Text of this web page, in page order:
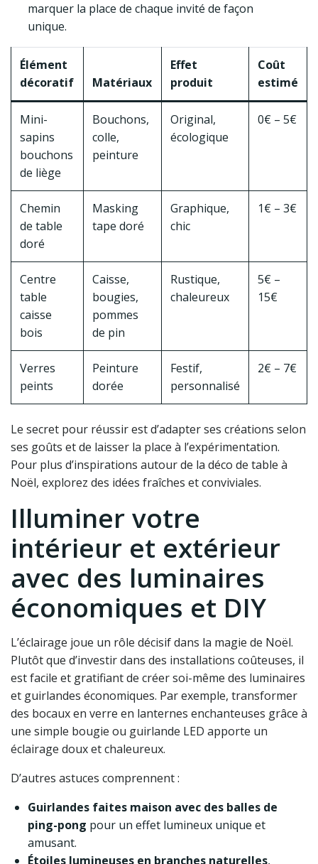
marquer la place de chaque invité de façon
unique.
Élément
décoratif
Matériaux
Effet
produit
Coût
estimé
Mini-
sapins
bouchons
de liège
Bouchons,
colle,
peinture
Original,
écologique
0€ – 5€
Chemin
de table
doré
Masking
tape doré
Graphique,
chic
1€ – 3€
Centre
table
caisse
bois
Caisse,
bougies,
pommes
de pin
Rustique,
chaleureux
5€ –
15€
Verres
peints
Peinture
dorée
Festif,
personnalisé
2€ – 7€
Le secret pour réussir est d’adapter ses créations selon
ses goûts et de laisser la place à l’expérimentation.
Pour plus d’inspirations autour de la déco de table à
Noël, explorez des idées fraîches et conviviales.
Illuminer votre
intérieur et extérieur
avec des luminaires
économiques et DIY
L’éclairage joue un rôle décisif dans la magie de Noël.
Plutôt que d’investir dans des installations coûteuses, il
est facile et gratifiant de créer soi-même des luminaires
et guirlandes économiques. Par exemple, transformer
des bocaux en verre en lanternes enchanteuses grâce à
une simple bougie ou guirlande LED apporte un
éclairage doux et chaleureux.
D’autres astuces comprennent :
Guirlandes faites maison avec des balles de
ping-pong pour un effet lumineux unique et
amusant.
Étoiles lumineuses en branches naturelles,